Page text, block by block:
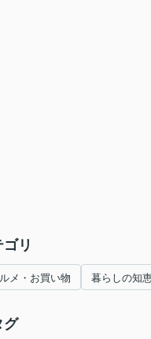
リ
メ・お買い物 暮らしの知
グ